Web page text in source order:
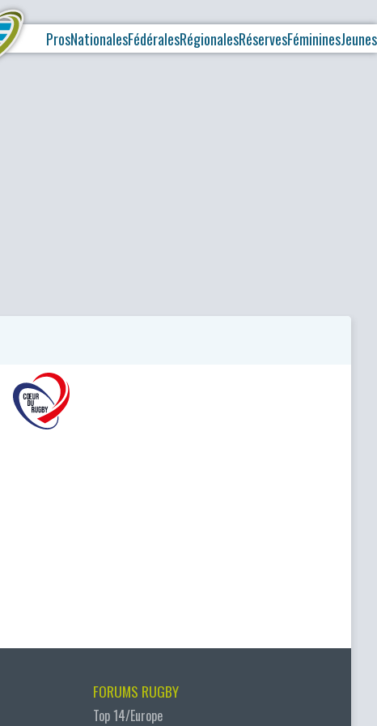
ProsNationalesFédéralesRégionalesRéservesFémininesJeunes
FORUMS RUGBY
Top 14/Europe